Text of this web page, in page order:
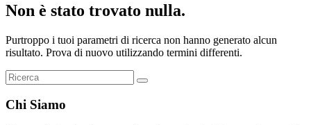
Non è stato trovato nulla.
Purtroppo i tuoi parametri di ricerca non hanno generato alcun
risultato. Prova di nuovo utilizzando termini differenti.
Chi Siamo